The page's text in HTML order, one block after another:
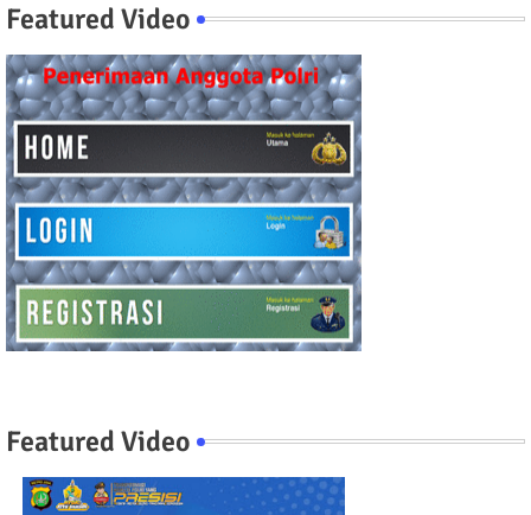
Featured Video
Featured Video